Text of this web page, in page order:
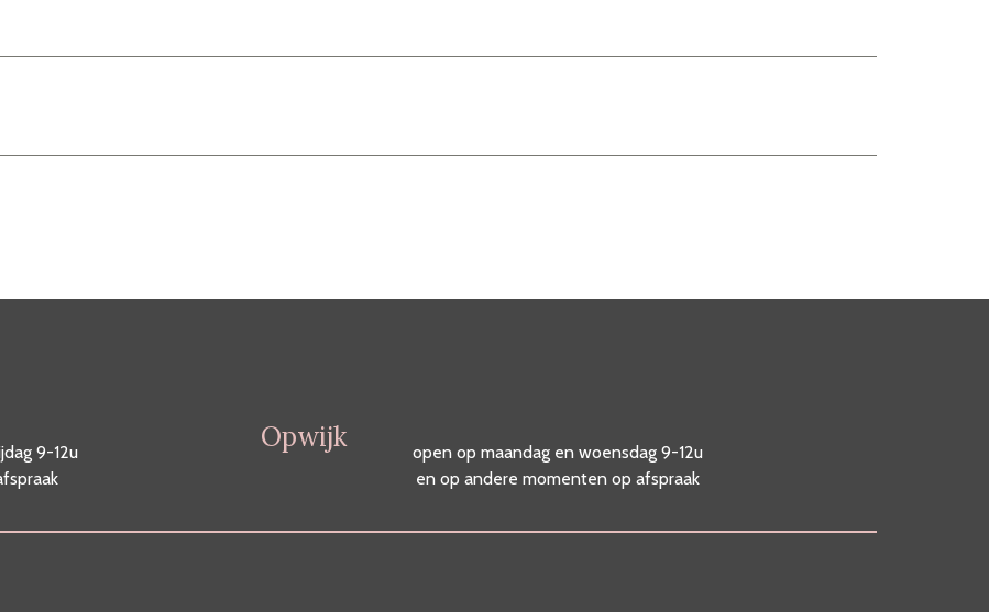
9-12u
Opwijk
open op maandag en woensdag 9-12u
en op andere momenten op afspraak